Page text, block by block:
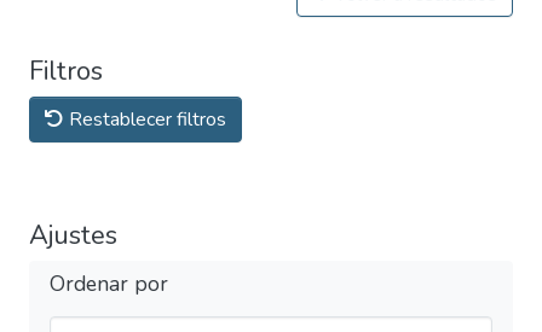
Filtros
Restablecer filtros
Ajustes
Ordenar por